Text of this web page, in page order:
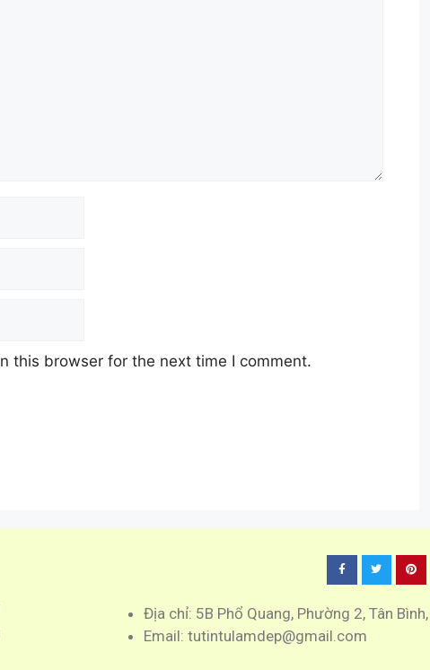
this browser for the next time I comment.
Địa chỉ: 5B Phổ Quang, Phường 2, Tân
Email: tutintulamdep@gmail.com